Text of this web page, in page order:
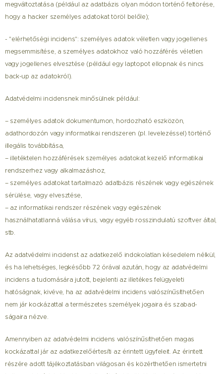
megváltoztatása (például az adatbázis olyan módon történő feltörése,
hogy a hacker személyes adatokat töröl belőle);
- "elérhetőségi incidens": személyes adatok véletlen vagy jogellenes
megsemmisítése, a személyes adatokhoz való hozzáférés véletlen
vagy jogellenes elvesztése (például egy laptopot ellopnak és nincs
back-up az adatokról).
Adatvédelmi incidensnek minősülnek például:
– személyes adatok dokumentumon, hordozható eszközön,
adathordozón vagy informatikai rendszeren (pl. levelezéssel) történő
illegális továbbítása,
– illetéktelen hozzáférések személyes adatokat kezelő informatikai
rendszerhez vagy alkalmazáshoz,
– személyes adatokat tartalmazó adatbázis részének vagy egészének
sérülése, vagy elvesztése,
– az informatikai rendszer részének vagy egészének
használhatatlanná válása vírus, vagy egyéb rosszindulatú szoftver által,
stb.
Az adatvédelmi incidenst az adatkezelő indokolatlan késedelem nélkül,
és ha lehetséges, legkésőbb 72 órával azután, hogy az adatvédelmi
incidens a tudomására jutott, bejelenti az illetékes felügyeleti
hatóságnak, kivéve, ha az adatvédelmi incidens valószínűsíthetően
nem jár kockázattal a természetes személyek jogaira és szabad­
ságaira nézve.
Amennyiben az adatvédelmi incidens valószínűsíthetően magas
kockázattal jár az adatkezelőértesíti az érintett ügyfeleit. Az érintett
részére adott tájékoztatásban világosan és közérthetően ismertetni